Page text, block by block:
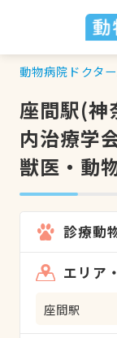
動物病院ドクタ
座間駅(神
内治療学
獣医・動
診療動
エリア
座間駅